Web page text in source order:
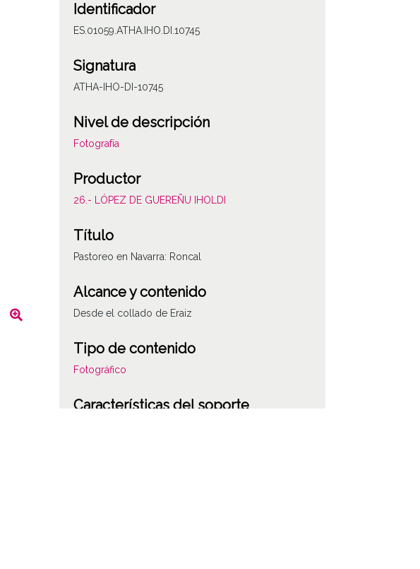
Identificador
ES.01059.ATHA.IHO.DI.10745
Signatura
ATHA-IHO-DI-10745
Nivel de descripción
Fotografía
Productor
26.- LÓPEZ DE GUEREÑU IHOLDI
Título
Pastoreo en Navarra: Roncal
Alcance y contenido
Desde el collado de Eraiz
Tipo de contenido
Fotográfico
Características del soporte